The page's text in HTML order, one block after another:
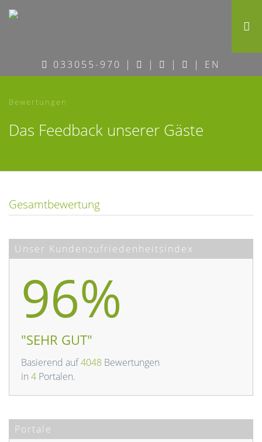
033055-970 | | | | EN
Bewertungen
Das Feedback unserer Gäste
Gesamtbewertung
Unser Kundenzufriedenheitsindex
96%
"SEHR GUT"
Basierend auf4048 Bewertungen
in 4 Portalen.
Portale